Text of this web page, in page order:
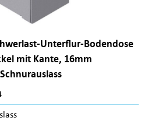
Unterflur-Bodendose
mit Kante, 16mm